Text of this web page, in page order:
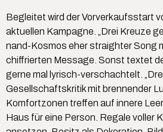
Begleitet wird der Vorverkaufsstart
aktuellen Kampagne. „Drei Kreuze
nand-Kosmos eher straighter Song
chiffrierten Message. Sonst textet
gerne mal lyrisch-verschachtelt.
Gesellschaftskritik mit brennender
Komfortzonen treffen auf innere
Haus für eine Person. Regale voller